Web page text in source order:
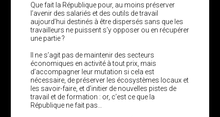
Que fait la République pour, au moins préserver
l’avenir des salariés et des outils de travail
aujourd’hui destinés à être dispersés sans que les
travailleurs ne puissent s’y opposer ou en récupérer
une partie ?
Il ne s’agit pas de maintenir des secteurs
économiques en activité à tout prix, mais
d’accompagner leur mutation si cela est
nécessaire, de préserver les écosystèmes locaux et
les savoir-faire, et d’initier de nouvelles pistes de
travail et de formation : or, c’est ce que la
République ne fait pas…